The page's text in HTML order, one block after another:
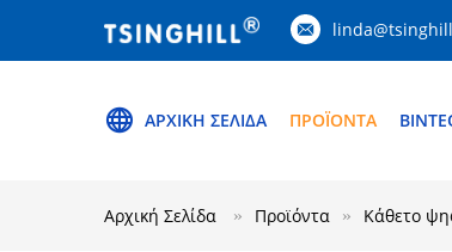
ΑΡΧΙΚΉ ΣΕΛΊΔΑ ΠΡΟΪΌΝΤΑ
Αρχική Σελίδα Προϊόντα Κάθετο